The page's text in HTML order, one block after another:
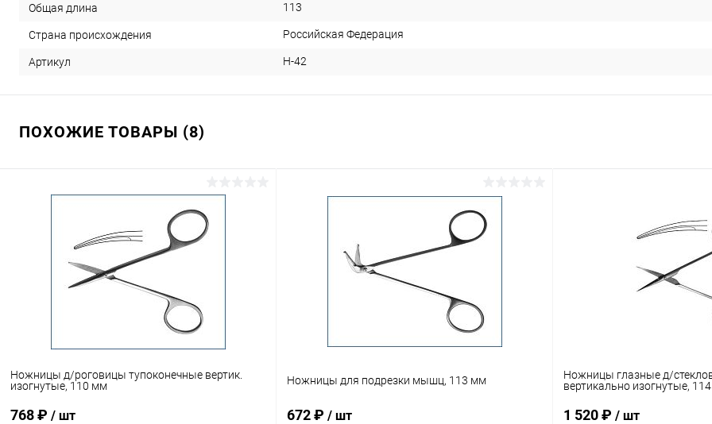
Общая длина 113
Страна происхождения Российская Федерация
Артикул Н-42
ПОХОЖИЕ ТОВАРЫ (8)
Ножницы д/роговицы тупоконечные вертик.
изогнутые, 110 мм
768 ₽ / шт
Ножницы для подрезки мышц, 113 мм
672 ₽ / шт
Ножницы глазные д/
вертикально изогнутые,
1 520 ₽ / шт